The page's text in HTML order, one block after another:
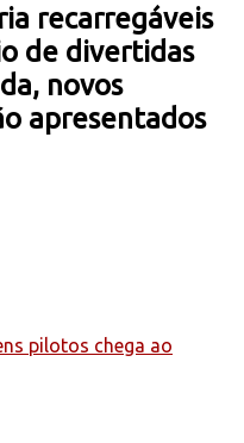
recarregáveis
de divertidas
novos
apresentados